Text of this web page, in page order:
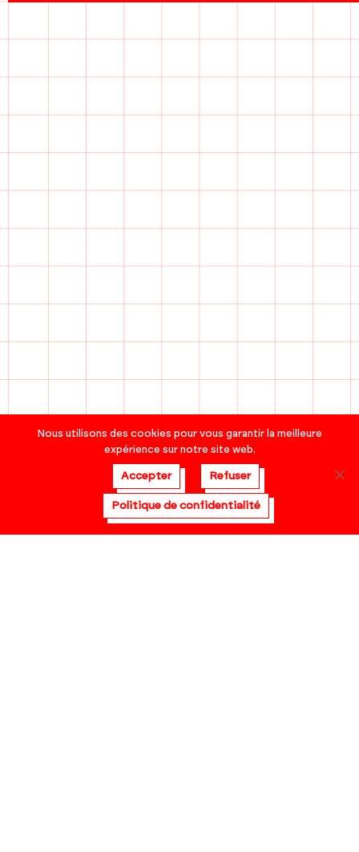
Nous utilisons des cookies pour vous garantir la meilleure
expérience sur notre site web.
Accepter Refuser
Politique de confidentialité